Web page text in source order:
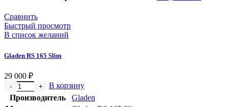
Сравнить
Быстрый просмотр
В список желаний
Gladen RS 165 Slim
29 000 ₽
В корзину
Производитель
Gladen